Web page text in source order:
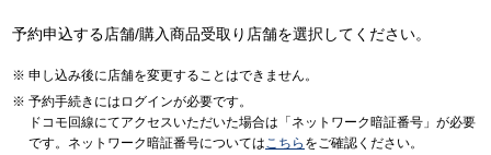
予約申込する店舗/購入商品受取り店舗を選択してください。
申し込み後に店舗を変更することはできません。
予約手続きにはログインが必要です。
ドコモ回線にてアクセスいただいた場合は「ネットワーク暗証番号」が必要
です。ネットワーク暗証番号についてはこちら をご確認ください。